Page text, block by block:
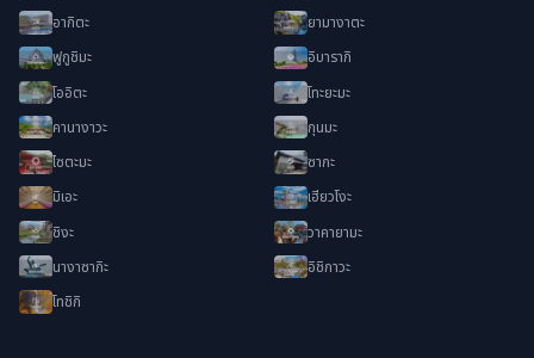
อากิตะ
ยามางาตะ
ฟูกูชิมะ
อิบารากิ
โออิตะ
โทะยะมะ
คานางาวะ
กุนมะ
ไซตะมะ
ซากะ
มิเอะ
เฮียวโงะ
ชิงะ
วาคายามะ
นางาซากิะ
อิชิกาวะ
โทชิกิ